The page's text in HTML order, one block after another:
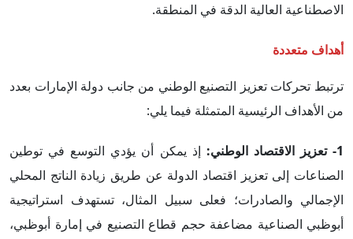
الاصطناعية العالية الدقة في المنطقة.
أهداف متعددة
ترتبط تحركات تعزيز التصنيع الوطني من جانب دولة الإمارات بعدد
من الأهداف الرئيسية المتمثلة فيما يلي:
1- تعزيز الاقتصاد الوطني:
إذ يمكن أن يؤدي التوسع في توطين
الصناعات إلى تعزيز اقتصاد الدولة عن طريق زيادة الناتج المحلي
الإجمالي والصادرات؛ فعلى سبيل المثال، تستهدف استراتيجية
أبوظبي الصناعية مضاعفة حجم قطاع التصنيع في إمارة أبوظبي،